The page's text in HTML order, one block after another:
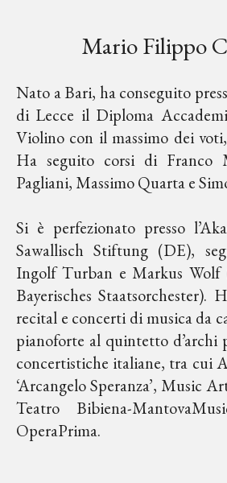
Mario Filippo
Nato a Bari, ha conseguito
di Lecce il Diploma
Violino con il massimo dei
Ha seguito corsi di Franco
Pagliani, Massimo Quarta e
Si è perfezionato presso
Sawallisch Stiftung (DE),
Ingolf Turban e Markus Wolf
Bayerisches Staatsorchester).
recital e concerti di musica da
pianoforte al quintetto d’archi
concertistiche italiane, tra cui
‘Arcangelo Speranza’, Music
Teatro Bibiena-
OperaPrima.